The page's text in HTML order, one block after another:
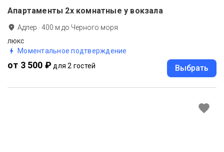
Апартаменты 2х комнатные у вокзала
Адлер ·400 м до Черного моря
люкс
Моментальное подтверждение
от 3 500 ₽ для 2 гостей Выбрать